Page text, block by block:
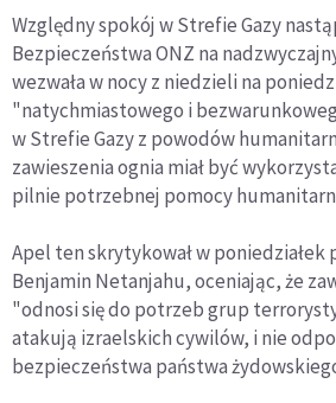
Względny spokój w Strefie Gazy
Bezpieczeństwa ONZ na
wezwała w nocy z niedzieli na
"natychmiastowego i
w Strefie Gazy z powodów
zawieszenia ognia miał być
pilnie potrzebnej pomocy
Apel ten skrytykował w poniedziałek
Benjamin Netanjahu, oceniając, że
"odnosi się do potrzeb grup
atakują izraelskich cywilów, i nie
bezpieczeństwa państwa